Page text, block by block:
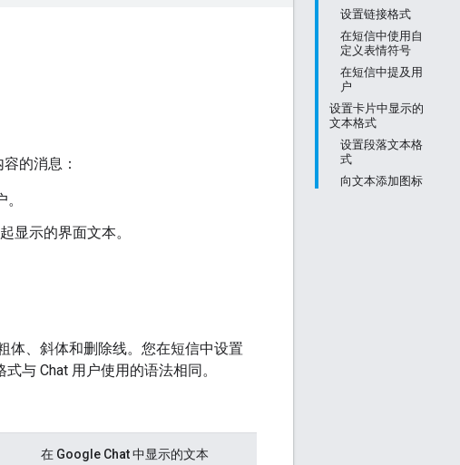
设置链接格式
在短信中使用自
定义表情符号
在短信中提及用
户
设置卡片中显示的
文本格式
设置段落文本格
式
向文本添加图标
的消息：
显示的界面文本。
体、斜体和删除线。您在短信中设置
与 Chat 用户使用的语法相同。
在 Google Chat 中显示的文本